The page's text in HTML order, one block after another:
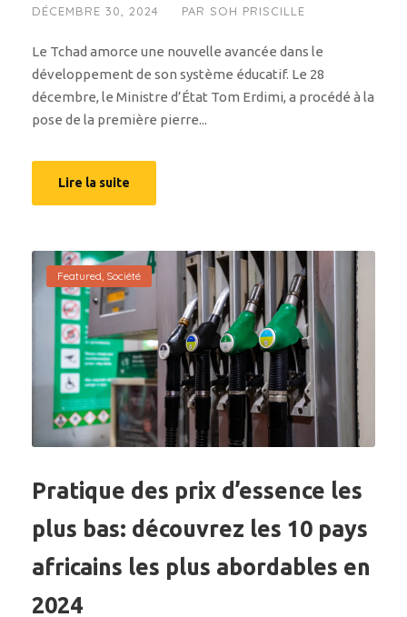
DÉCEMBRE 30, 2024 PAR SOH PRISCILLE
Le Tchad amorce une nouvelle avancée dans le
développement de son système éducatif. Le 28
décembre, le Ministre d’État Tom Erdimi, a procédé à la
pose de la première pierre...
Lire la suite
Featured, Société
Pratique des prix d’essence les
plus bas: découvrez les 10 pays
africains les plus abordables en
2024